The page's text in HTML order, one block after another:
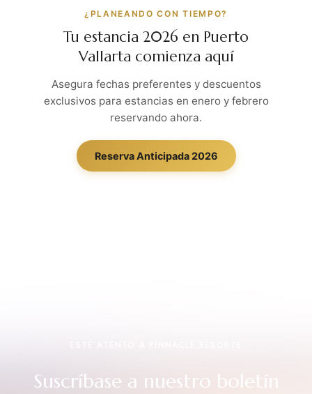
¿PLANEANDO CON TIEMPO?
Tu estancia 2026 en Puerto
Vallarta comienza aquí
Asegura fechas preferentes y descuentos
exclusivos para estancias en enero y febrero
reservando ahora.
Reserva Anticipada 2026
Suscríbase a nuestro boletín